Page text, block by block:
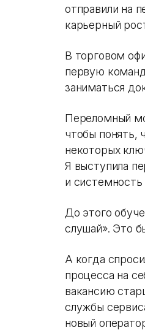
отправили на
карьерный
В торговом
первую
заниматься
Переломный
чтобы понять,
некоторых
Я выступила
и
До этого
слушай». Это
А когда
процесса на
вакансию
службы
новый